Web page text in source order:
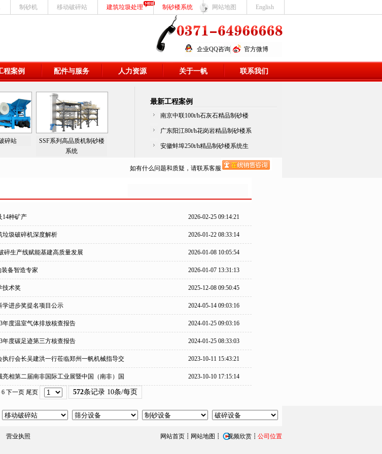
English
网站地图
制砂楼系统
建筑垃圾处理
移动破碎站
制砂机
企业QQ咨询 官方微博
程案例 配件与服务 人力资源 关于一帆 联系我们
碎站
SSF系列高品质机制砂楼
系统
最新工程案例
南京中联100t/h石灰石精品制砂楼
广东阳江80t/h花岗岩精品制砂楼系
安徽蚌埠250t/h精品制砂楼系统生
如有什么问题和质疑，请联系客服
14种矿产 2026-02-25 09:14:21
垃圾破碎机深度解析 2026-01-22 08:33:14
碎生产线赋能基建高质量发展 2026-01-08 10:05:54
备智造专家 2026-01-07 13:31:13
技术奖 2025-12-08 09:50:45
学进步奖提名项目公示 2024-05-14 09:03:16
年度温室气体排放核查报告 2024-01-25 09:03:16
年度碳足迹第三方核查报告 2024-01-25 08:33:03
执行会长吴建洪一行莅临郑州一帆机械指导交 2023-10-11 15:43:21
亮相第二届南非国际工业展暨中国（南非）国 2023-10-10 17:15:14
6 下一页 尾页 572条记录 10条/每页
营业执照 网站首页 ┇ 网站地图 ┇ 视频欣赏 ┇ 公司位置